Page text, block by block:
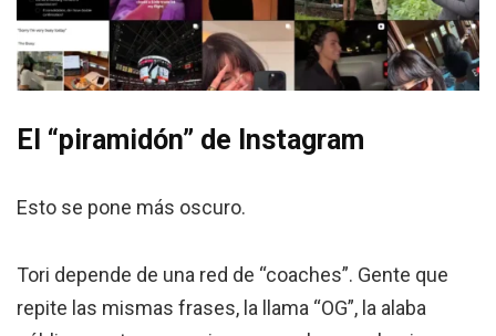
El “piramidón” de Instagram
Esto se pone más oscuro.
Tori depende de una red de “coaches”. Gente que
repite las mismas frases, la llama “OG”, la alaba